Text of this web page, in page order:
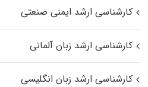
کارشناسی ارشد ایمنی صنعتی
کارشناسی ارشد زبان آلمانی
کارشناسی ارشد زبان انگلیسی